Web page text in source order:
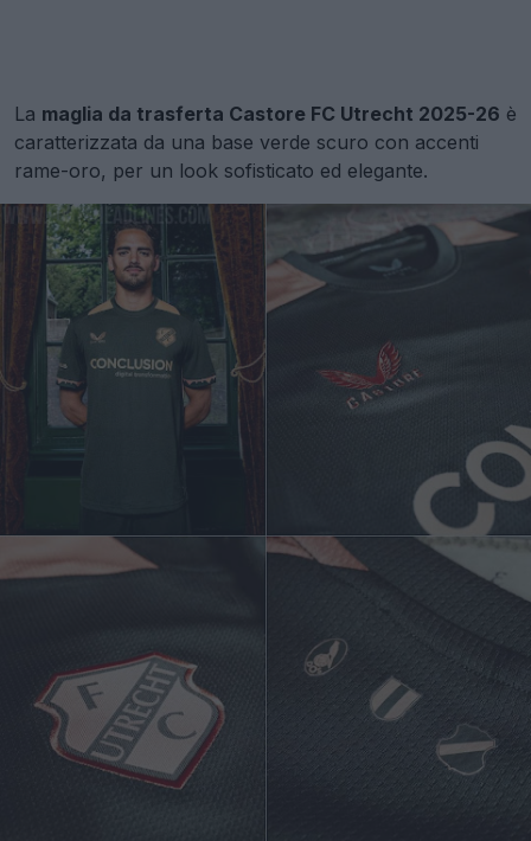
La maglia da trasferta Castore FC Utrecht 2025-26 è
caratterizzata da una base verde scuro con accenti
rame-oro, per un look sofisticato ed elegante.